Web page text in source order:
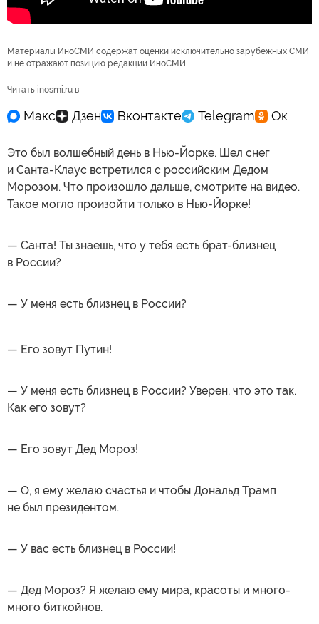
Материалы ИноСМИ содержат оценки исключительно зарубежных СМИ
и не отражают позицию редакции ИноСМИ
Читать inosmi.ru в
Это был волшебный день в Нью-Йорке. Шел снег
и Санта-Клаус встретился с российским Дедом
Морозом. Что произошло дальше, смотрите на видео.
Такое могло произойти только в Нью-Йорке!
— Санта! Ты знаешь, что у тебя есть брат-близнец
в России?
— У меня есть близнец в России?
— Его зовут Путин!
— У меня есть близнец в России? Уверен, что это так.
Как его зовут?
— Его зовут Дед Мороз!
— О, я ему желаю счастья и чтобы Дональд Трамп
не был президентом.
— У вас есть близнец в России!
— Дед Мороз? Я желаю ему мира, красоты и много-
много биткойнов.